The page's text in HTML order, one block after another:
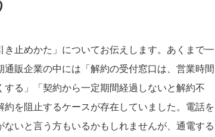
止めかた」についてお伝えします。あくまで一
販企業の中には「解約の受付窓口は、営業時間
る」「契約から一定期間経過しないと解約不
を阻止するケースが存在していました。電話を
いと言う方もいるかもしれませんが、通電する